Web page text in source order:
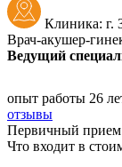
Клиника: г.
Врач-акушер-
Ведущий
опыт работы 26
отзывы
Первичный прием
Что входит в